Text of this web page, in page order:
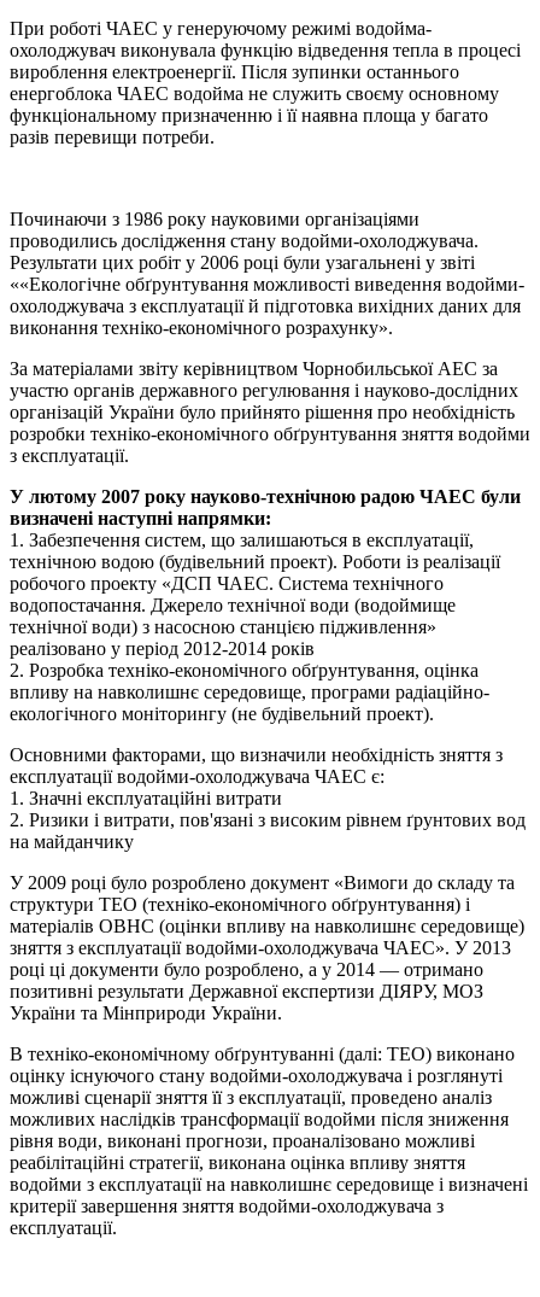
При роботі ЧАЕС у генеруючому режимі водойма-
охолоджувач виконувала функцію відведення тепла в процесі
вироблення електроенергії. Після зупинки останнього
енергоблока ЧАЕС водойма не служить своєму основному
функціональному призначенню і її наявна площа у багато
разів перевищи потреби.
Починаючи з 1986 року науковими організаціями
проводились дослідження стану водойми-охолоджувача.
Результати цих робіт у 2006 році були узагальнені у звіті
««Екологічне обґрунтування можливості виведення водойми-
охолоджувача з експлуатації й підготовка вихідних даних для
виконання техніко-економічного розрахунку».
За матеріалами звіту керівництвом Чорнобильської АЕС за
участю органів державного регулювання і науково-дослідних
організацій України було прийнято рішення про необхідність
розробки техніко-економічного обґрунтування зняття водойми
з експлуатації.
У лютому 2007 року науково-технічною радою ЧАЕС були
визначені наступні напрямки:
1. Забезпечення систем, що залишаються в експлуатації,
технічною водою (будівельний проект). Роботи із реалізації
робочого проекту «ДСП ЧАЕС. Система технічного
водопостачання. Джерело технічної води (водоймище
технічної води) з насосною станцією підживлення»
реалізовано у період 2012-2014 років
2. Розробка техніко-економічного обґрунтування, оцінка
впливу на навколишнє середовище, програми радіаційно-
екологічного моніторингу (не будівельний проект).
Основними факторами, що визначили необхідність зняття з
експлуатації водойми-охолоджувача ЧАЕС є:
1. Значні експлуатаційні витрати
2. Ризики і витрати, пов'язані з високим рівнем ґрунтових вод
на майданчику
У 2009 році було розроблено документ «Вимоги до складу та
структури ТЕО (техніко-економічного обґрунтування) і
матеріалів ОВНС (оцінки впливу на навколишнє середовище)
зняття з експлуатації водойми-охолоджувача ЧАЕС». У 2013
році ці документи було розроблено, а у 2014 — отримано
позитивні результати Державної експертизи ДІЯРУ, МОЗ
України та Мінприроди України.
В техніко-економічному обґрунтуванні (далі: ТЕО) виконано
оцінку існуючого стану водойми-охолоджувача і розглянуті
можливі сценарії зняття її з експлуатації, проведено аналіз
можливих наслідків трансформації водойми після зниження
рівня води, виконані прогнози, проаналізовано можливі
реабілітаційні стратегії, виконана оцінка впливу зняття
водойми з експлуатації на навколишнє середовище і визначені
критерії завершення зняття водойми-охолоджувача з
експлуатації.